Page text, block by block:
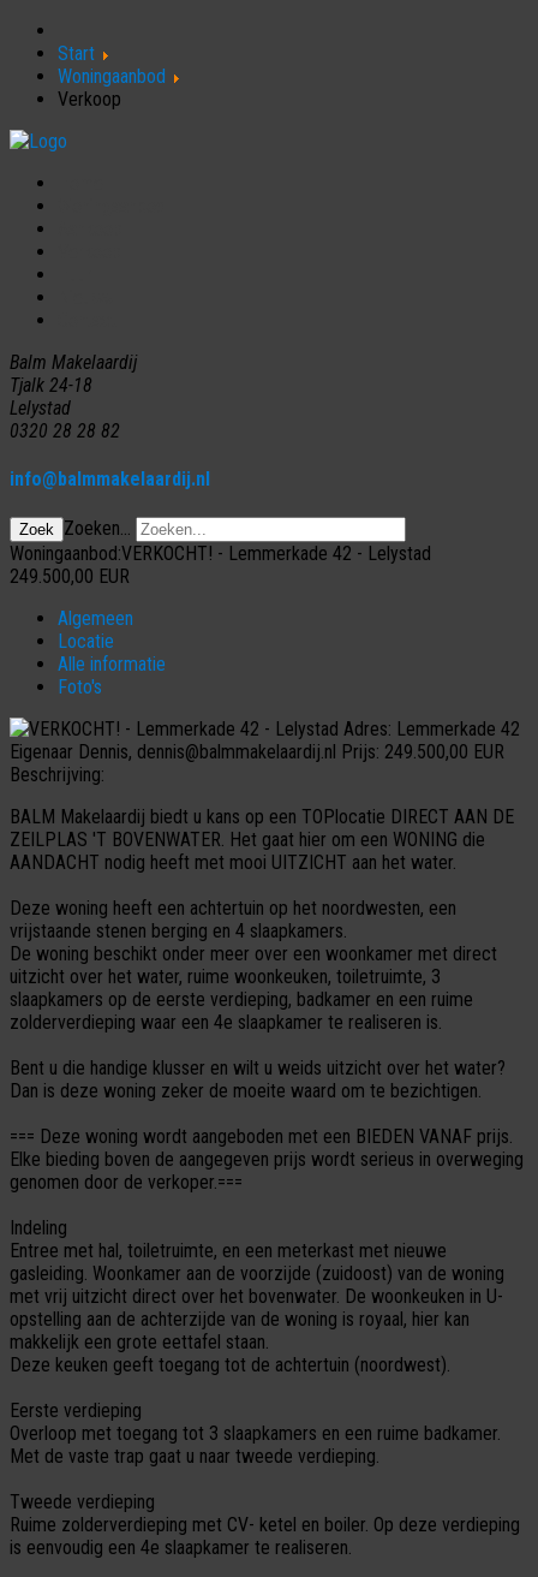
Start
Woningaanbod
Verkoop
Balm Makelaardij
Tjalk 24-18
Lelystad
0320 28 28 82
info@balmmakelaardij.nl
Zoek
Zoeken...
Woningaanbod:VERKOCHT! - Lemmerkade 42 - Lelystad
249.500,00 EUR
Algemeen
Locatie
Alle informatie
Foto's
Adres: Lemmerkade 42
Eigenaar Dennis, dennis@balmmakelaardij.nl Prijs: 249.500,00 EUR
Beschrijving:
BALM Makelaardij biedt u kans op een TOPlocatie DIRECT AAN DE
ZEILPLAS 'T BOVENWATER. Het gaat hier om een WONING die
AANDACHT nodig heeft met mooi UITZICHT aan het water.
Deze woning heeft een achtertuin op het noordwesten, een
vrijstaande stenen berging en 4 slaapkamers.
De woning beschikt onder meer over een woonkamer met direct
uitzicht over het water, ruime woonkeuken, toiletruimte, 3
slaapkamers op de eerste verdieping, badkamer en een ruime
zolderverdieping waar een 4e slaapkamer te realiseren is.
Bent u die handige klusser en wilt u weids uitzicht over het water?
Dan is deze woning zeker de moeite waard om te bezichtigen.
=== Deze woning wordt aangeboden met een BIEDEN VANAF prijs.
Elke bieding boven de aangegeven prijs wordt serieus in overweging
genomen door de verkoper.===
Indeling
Entree met hal, toiletruimte, en een meterkast met nieuwe
gasleiding. Woonkamer aan de voorzijde (zuidoost) van de woning
met vrij uitzicht direct over het bovenwater. De woonkeuken in U-
opstelling aan de achterzijde van de woning is royaal, hier kan
makkelijk een grote eettafel staan.
Deze keuken geeft toegang tot de achtertuin (noordwest).
Eerste verdieping
Overloop met toegang tot 3 slaapkamers en een ruime badkamer.
Met de vaste trap gaat u naar tweede verdieping.
Tweede verdieping
Ruime zolderverdieping met CV- ketel en boiler. Op deze verdieping
is eenvoudig een 4e slaapkamer te realiseren.